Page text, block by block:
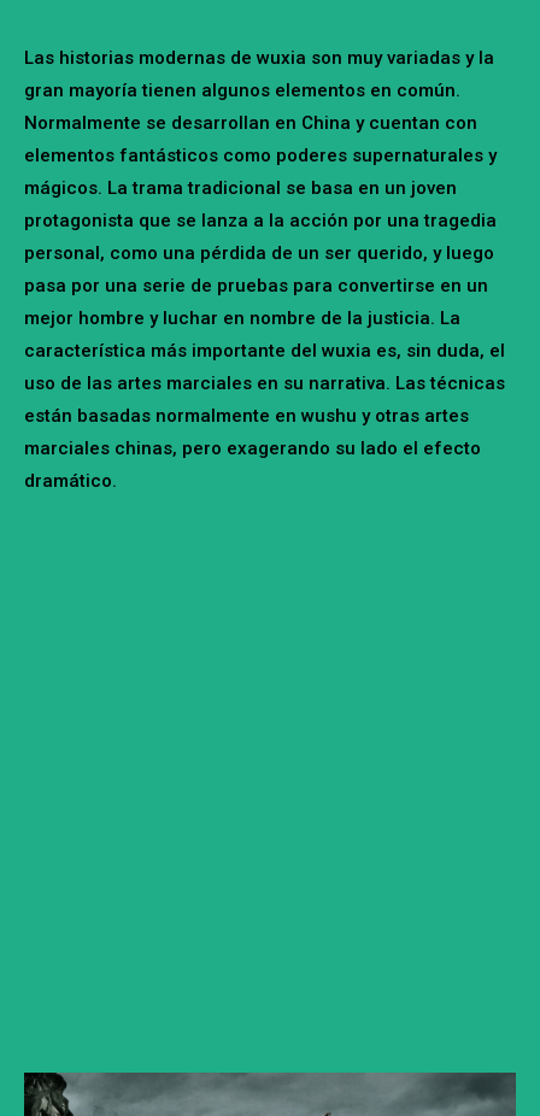
Las historias modernas de wuxia son muy variadas y la
gran mayoría tienen algunos elementos en común.
Normalmente se desarrollan en China y cuentan con
elementos fantásticos como poderes supernaturales y
mágicos. La trama tradicional se basa en un joven
protagonista que se lanza a la acción por una tragedia
personal, como una pérdida de un ser querido, y luego
pasa por una serie de pruebas para convertirse en un
mejor hombre y luchar en nombre de la justicia. La
característica más importante del wuxia es, sin duda, el
uso de las artes marciales en su narrativa. Las técnicas
están basadas normalmente en wushu y otras artes
marciales chinas, pero exagerando su lado el efecto
dramático.